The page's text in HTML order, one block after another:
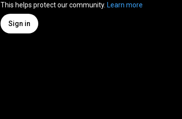
This helps protect our community. Learn more
Sign in